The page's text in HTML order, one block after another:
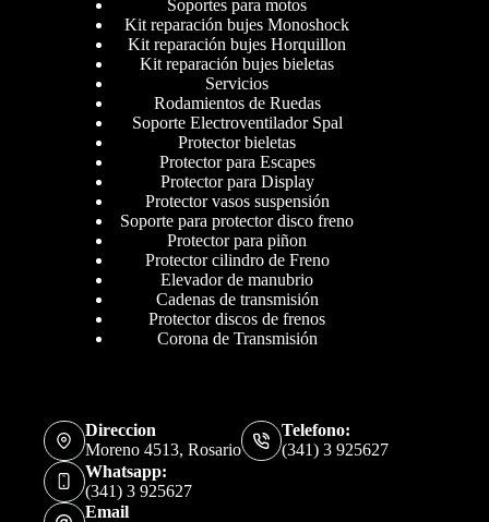
Soportes para motos
Kit reparación bujes Monoshock
Kit reparación bujes Horquillon
Kit reparación bujes bieletas
Servicios
Rodamientos de Ruedas
Soporte Electroventilador Spal
Protector bieletas
Protector para Escapes
Protector para Display
Protector vasos suspensión
Soporte para protector disco freno
Protector para piñon
Protector cilindro de Freno
Elevador de manubrio
Cadenas de transmisión
Protector discos de frenos
Corona de Transmisión
Direccion
Moreno 4513, Rosario
Telefono:
(341) 3 925627
Whatsapp:
(341) 3 925627
Email